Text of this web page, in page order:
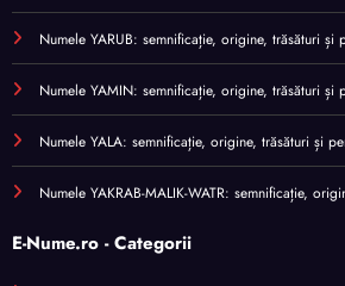
Numele YARUB: semnificație, origine, trăsături și
Numele YAMIN: semnificație, origine, trăsături și
Numele YALA: semnificație, origine, trăsături și
Numele YAKRAB-MALIK-WATR: semnificație,
E-Nume.ro - Categorii